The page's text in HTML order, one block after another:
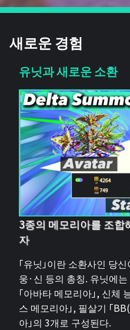
새로운 경험
유닛과 새로운 소환
3종의 메모리아를 조합
자
「유닛」이란 소환사인 당
웅·신 등의 총칭. 유닛에
「아바타 메모리아」, 신체
스 메모리아」, 필살기 「
아」의 3개로 구성된다.